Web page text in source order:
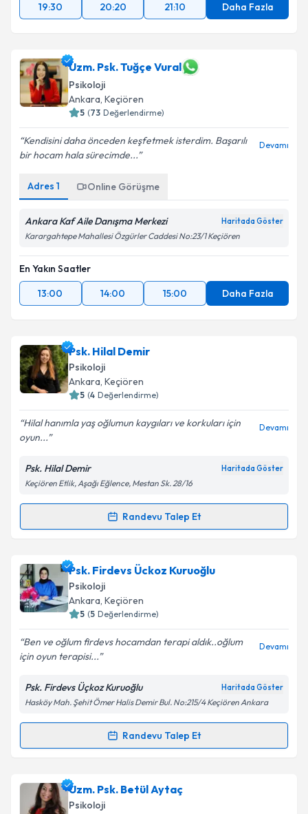
19:30
20:20 21:10 Daha Fazla
Uzm. Psk. Tuğçe Vural
Psikoloji
Ankara, Keçiören
5 (73 Değerlendirme)
Kendisini daha önceden keşfetmek isterdim. Başarılı
bir hocam hala sürecimde...
Devamı
Adres 1 Online Görüşme
Ankara Kaf Aile Danışma Merkezi Haritada Göster
Karargahtepe Mahallesi Özgürler Caddesi No:23/1 Keçiören
En Yakın Saatler
13:00
14:00 15:00 Daha Fazla
Psk. Hilal Demir
Psikoloji
Ankara, Keçiören
5 (4 Değerlendirme)
Hilal hanımla yaş oğlumun kaygıları ve korkuları için
oyun...
Devamı
Psk. Hilal Demir Haritada Göster
Keçiören Etlik, Aşağı Eğlence, Mestan Sk. 28/16
Randevu Talep Et
Randevu Takvimi Talebi
Psk. Hilal Demiriçin randevu takvimi talebi oluşturun.
Size bu uzmandan randevu almanız için bir takvim
hazırlandığında e-posta ile bilgilendireceğiz.
Kişisel verilerimin işlenmesine ilişkin
Aydınlatma
Metni'ni okudum ve kişisel verilerimin belirtilen
kapsamda işlenmesini kabul ediyorum.
Psk. Firdevs Ückoz Kuruoğlu
Psikoloji
Ankara, Keçiören
5 (5 Değerlendirme)
Ben ve oğlum firdevs hocamdan terapi aldık..oğlum
için oyun terapisi...
Devamı
Psk. Firdevs Üçkoz Kuruoğlu Haritada Göster
Hasköy Mah. Şehit Ömer Halis Demir Bul. No:215/4 Keçiören Ankara
Randevu Talep Et
Randevu Takvimi Talebi
Psk. Firdevs Ückoz Kuruoğluiçin randevu takvimi
talebi oluşturun. Size bu uzmandan randevu almanız
Uzm. Psk. Betül Aytaç
Psikoloji